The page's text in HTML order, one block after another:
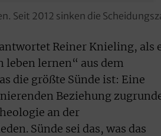
Seit 2012 sinken die
Reiner Knieling, als
leben lernen“ aus dem
die größte Sünde ist: Eine
Beziehung
an der
Sünde sei das, was das